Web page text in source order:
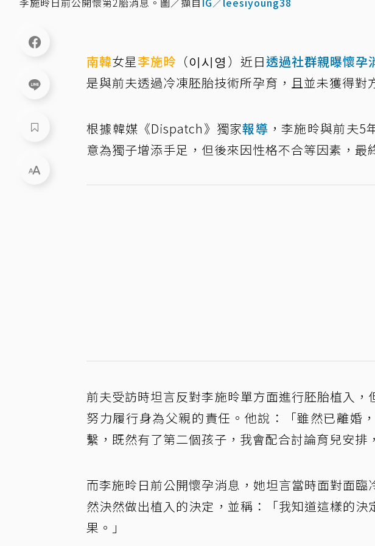
南韓女星李施昤 （이시영）近日透過社群親曝懷孕
是與前夫透過冷凍胚胎技術所孕育，且並未獲得對
根據韓媒《Dispatch》獨家報導 ，李施昤與前夫5
意為獨子增添手足，但後來因性格不合等因素，最
前夫受訪時坦言反對李施昤單方面進行胚胎植入
努力履行身為父親的責任。他說：「雖然已離婚
繫，既然有了第二個孩子，我會配合討論育兒安排
而李施昤日前公開懷孕消息，她坦言當時面對面
然決然做出植入的決定，並稱：「我知道這樣的
果。」